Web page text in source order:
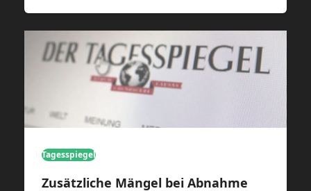
Tagesspiegel
Zusätzliche Mängel bei Abnahme